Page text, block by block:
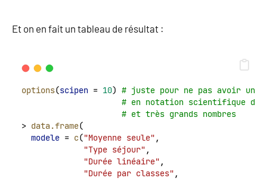
Et on en fait un tableau de résultat :
options(scipen = 10) # juste pour ne pas avoir une
# en notation scientifique
# et très grands nombres
> data.frame(
modele = c("Moyenne seule" ,
"Type séjour" ,
"Durée linéaire" ,
"Durée par classes" ,